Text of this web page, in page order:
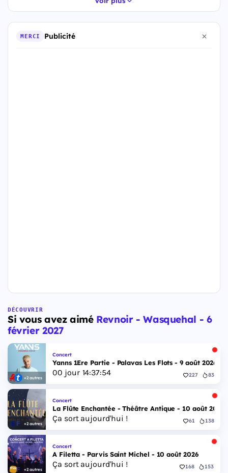
MERCI Publicité
DÉCOUVRIR
Si vous avez aimé Revnoir - Wasquehal - 6
février 2027
+2 autres
Concert
Yanns 1Ere Partie - Palavas Les Flots - 9 août 2026
00 jour 14:37:53 227 83
+2 autres
Concert
La Flûte Enchantée - Théâtre Antique - 10 août 2026
Ça sort aujourd'hui ! 61 138
+2 autres
Concert
A Filetta - Parvis Saint Michel - 10 août 2026
Ça sort aujourd'hui ! 168 153